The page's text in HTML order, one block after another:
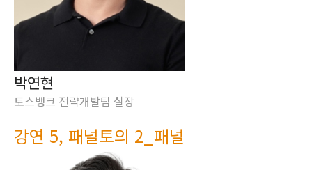
박연현
토스뱅크 전략개발팀 실장
강연 5, 패널토의 2_패널